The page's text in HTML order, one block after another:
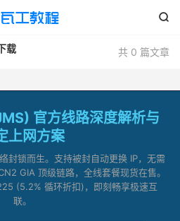

共 0 篇文章
载
官方线路深度解析与
上网方案
封锁而生。支持被封自动更换 IP，无需
GIA 顶级链路，全线套餐现货在售。
(5.2% 循环折扣)，即刻畅享极速互
联。